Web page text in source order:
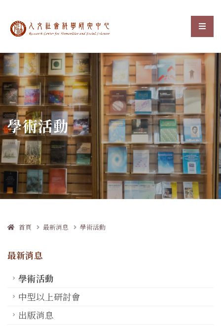
中央研究院人文社會科選
:::
學術活動
首頁 最新消息 學術活動
最新消息
學術活動
中型以上研討會
出版消息